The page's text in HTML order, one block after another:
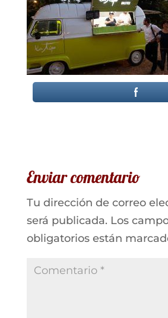
Enviar comentario
Tu dirección de correo
será publicada. Los
obligatorios están